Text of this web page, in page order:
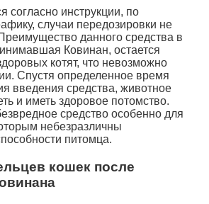
согласно инструкции, по
случаи передозировки не
данного средства в
Ковинан, остается
котят, что невозможно
Спустя определенное время
введения средства, животное
и иметь здоровое потомство.
средство особенно для
небезразличны
питомца.
кошек после